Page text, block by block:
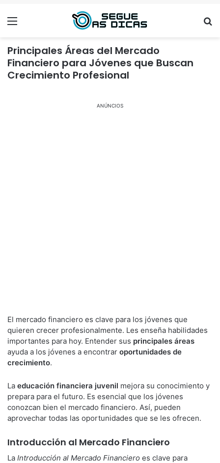
Menu
Principales Áreas del Mercado
Financiero para Jóvenes que Buscan
Crecimiento Profesional
ANÚNCIOS
El mercado financiero es clave para los jóvenes que
quieren crecer profesionalmente. Les enseña habilidades
importantes para hoy. Entender sus principales áreas
ayuda a los jóvenes a encontrar oportunidades de
crecimiento.
La educación financiera juvenil mejora su conocimiento y
prepara para el futuro. Es esencial que los jóvenes
conozcan bien el mercado financiero. Así, pueden
aprovechar todas las oportunidades que se les ofrecen.
Introducción al Mercado Financiero
La Introducción al Mercado Financiero es clave para